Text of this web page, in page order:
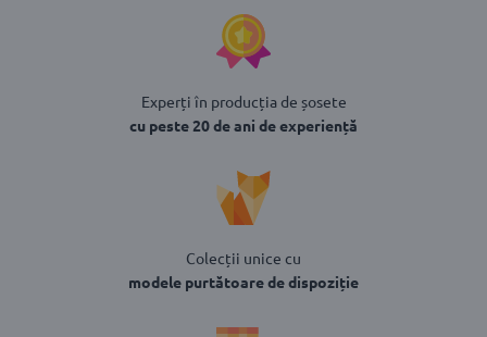
Experți în producția de șosete
cu peste 20 de ani de experiență
Colecții unice cu
modele purtătoare de dispoziție